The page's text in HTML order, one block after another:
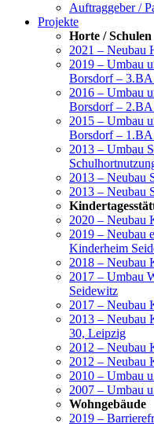
Auftraggeber /
Projekte
Horte / Schulen
2021 – Neubau
2019 – Umbau
Borsdorf –
2016 – Umbau
Borsdorf –
2015 – Umbau
Borsdorf –
2013 – Umbau
2013 – Neubau
2013 – Neubau
2020 – Neubau
2019 – Neubau
Kinderheim
2018 – Neubau
2017 – Umbau
Seidewitz
2017 – Neubau
2013 – Neubau
30, Leipzig
2012 – Neubau
2012 – Neubau
2010 – Umbau
2007 – Umbau
Wohngebäude
2019 –